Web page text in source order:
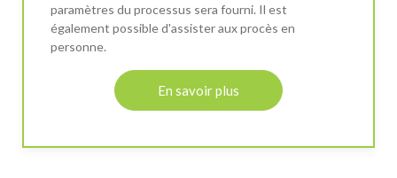
paramètres du processus sera fourni. Il est
également possible d'assister aux procès en
personne.
En savoir plus